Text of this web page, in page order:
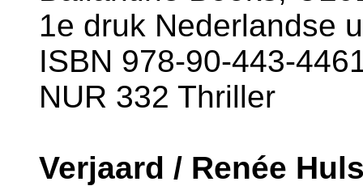
1e druk Nederlandse
ISBN 978-90-443-
NUR 332 Thriller
Verjaard / Renée